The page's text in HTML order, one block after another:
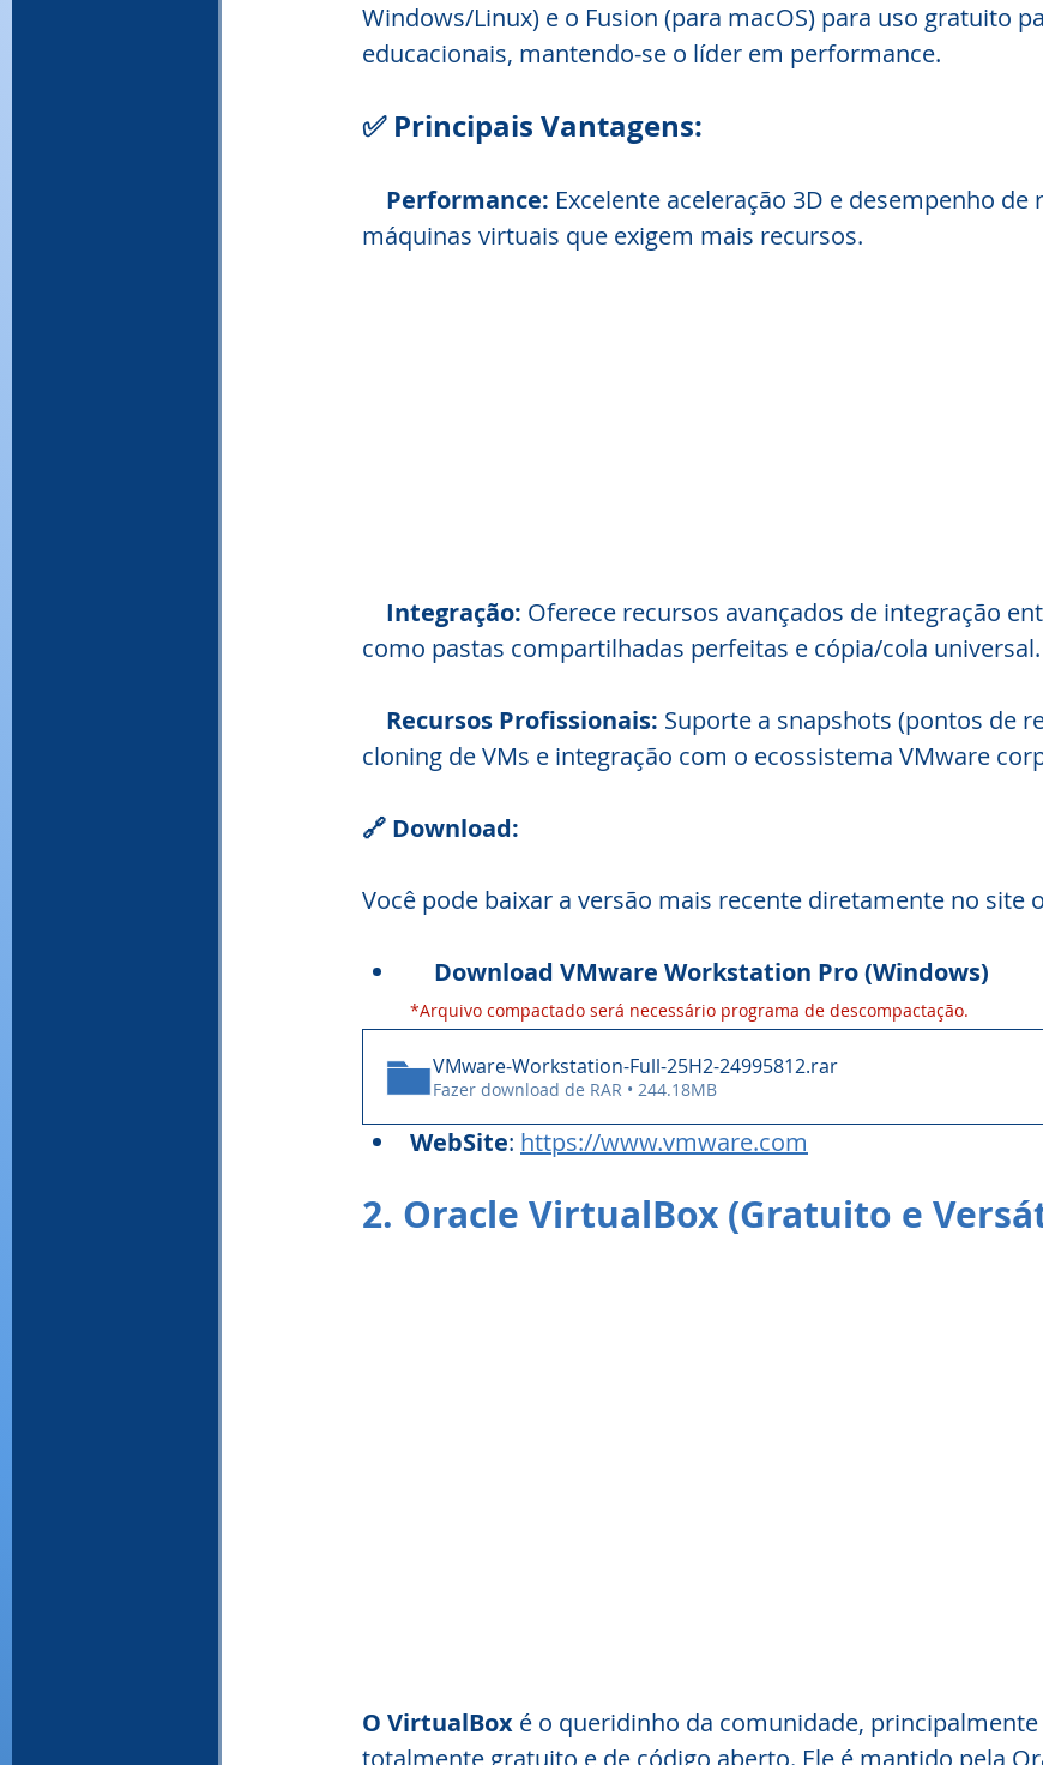
Windows/Linux) e o Fusion (para macOS) para uso gratuito
educacionais, mantendo-se o líder em performance.
✅ Principais Vantagens:
Performance: Excelente aceleração 3D e desempenho de
máquinas virtuais que exigem mais recursos.
  Integração:
Oferece recursos avançados de integração
como pastas compartilhadas perfeitas e cópia/cola universal.
Recursos Profissionais: Suporte a snapshots (pontos de
cloning de VMs e integração com o ecossistema VMware
🔗 Download:
Você pode baixar a versão mais recente diretamente no site
    Download VMware Workstation Pro (Windows)
*Arquivo compactado será necessário programa de descompactação.
VMware-Workstation-Full-25H2-24995812.rar
Fazer download de RAR • 244.18MB
WebSite: https://www.vmware.com
2. Oracle VirtualBox (Gratuito e
O VirtualBox é o queridinho da comunidade,